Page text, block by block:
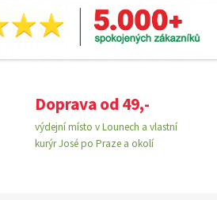
Doprava od 49,-
výdejní místo v Lounech a vlastní
kurýr José po Praze a okolí